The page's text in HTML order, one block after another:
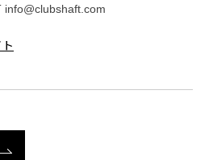
info@clubshaft.com